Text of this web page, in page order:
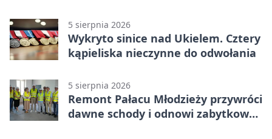
5 sierpnia 2026
Wykryto sinice nad Ukielem. Cztery
kąpieliska nieczynne do odwołania
5 sierpnia 2026
Remont Pałacu Młodzieży przywróci
dawne schody i odnowi zabytkowy